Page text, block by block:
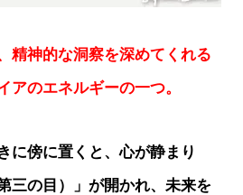
精神的な洞察を深めてくれる
アのエネルギーの一つ。
に傍に置くと、心が静まり
三の目）」が開かれ、未来を